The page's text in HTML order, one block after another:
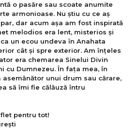
o pasăre sau scoate anumite
armonioase. Nu știu cu ce aș
dar acum așa am fost inspirată
melodios era lent, misterios și
un ecou undeva în Anahata
cât și spre exterior. Am înțeles
era chemarea Sinelui Divin
cu Dumnezeu. În fața mea, în
asemănător unui drum sau cărare,
să îmi fie călăuză întru
pentru tot!